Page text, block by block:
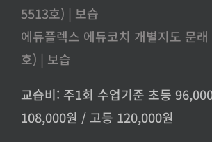
5513호) | 보습
에듀플렉스 에듀코치 개별지도 문
호) | 보습
교습비: 주1회 수업기준 초등
108,000원 / 고등 120,000원